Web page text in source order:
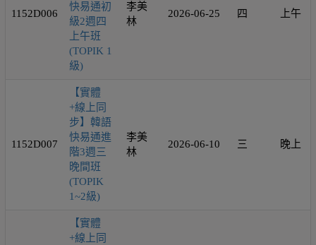
1152D006
快易通初
級2週四
上午班
(TOPIK 1
級)
李美
林
2026-06-25 四 上午
1152D007
【實體
+線上同
步】韓語
快易通進
階3週三
晚間班
(TOPIK
1~2級)
李美
林
2026-06-10 三 晚上
【實體
+線上同